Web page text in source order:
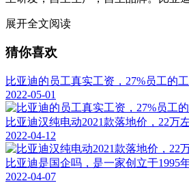
展开全文阅读
猜你喜欢
比亚迪的员工真实工资，27%员工的
2022-05-01
比亚迪汉纯电动2021款落地价，22万
2022-04-12
比亚迪是国企吗，是一家创立于1995
2022-04-07